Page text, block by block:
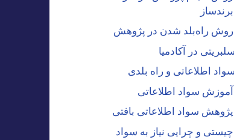
برندساز
روش راه‌بلد شدن در پژوهش
آموزش سواد اطلاعاتی
پژوهش سواد اطلاعاتی بافتی
چیستی و چرایی نیاز به سواد